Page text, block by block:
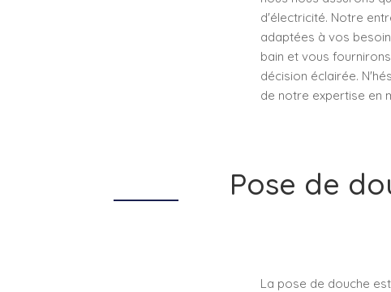
d'électricité. Notre
adaptées à vos
bain et vous
décision éclairée.
de notre expertise en
Pose de
La pose de douche